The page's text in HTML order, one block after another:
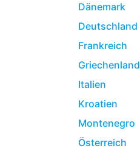
Dänemark
Deutschland
Frankreich
Griechenland
Italien
Kroatien
Montenegro
Österreich